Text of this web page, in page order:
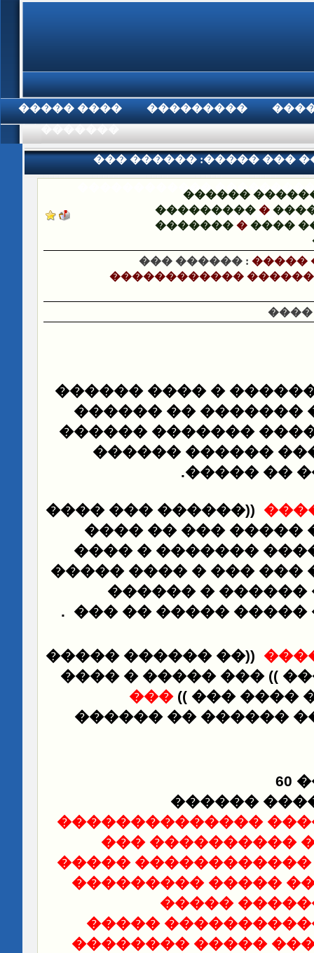
���� ����� ���������
��� ������ :����� ���
������������
��������
������
����������
�������� ����
��� ������ : �����
������������
����
��� ��� ��� ������
�� ���� ����
������ � �� ����
�� ����� �����
�����
.
))
������ ��� ����
� ���� ����� ���
��� ��� �������
�� ����
���� �����
����� �����
���� ������ �����
.
))
�� ������ �����
����� (( ������ ))
� ��� ���
((
���
� ��� ������ ��
���
������
������ �������
���������� ���
����������
������������
���������
��������
�������������